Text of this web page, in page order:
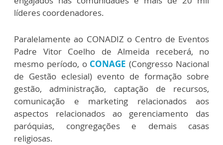
líderes coordenadores.
Paralelamente ao CONADIZ o Centro de Eventos
Padre Vitor Coelho de Almeida receberá, no
mesmo período, o CONAGE (Congresso Nacional
de Gestão eclesial) evento de formação sobre
gestão, administração, captação de recursos,
comunicação e marketing relacionados aos
aspectos relacionados ao gerenciamento das
paróquias, congregações e demais casas
religiosas.